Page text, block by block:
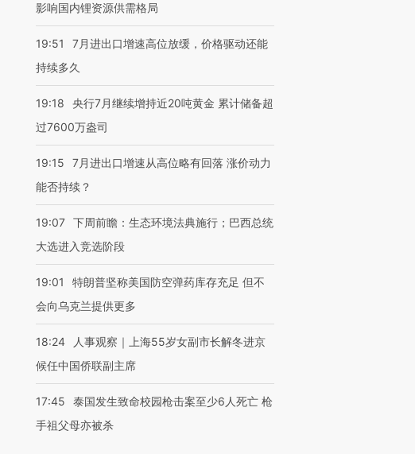
影响国内锂资源供需格局
19:51
7月进出口增速高位放缓，价格驱动还能
持续多久
19:18
央行7月继续增持近20吨黄金 累计储备超
过7600万盎司
19:15
7月进出口增速从高位略有回落 涨价动力
能否持续？
19:07 下周前瞻：生态环境法典施行；巴西总统
大选进入竞选阶段
19:01
特朗普坚称美国防空弹药库存充足 但不
会向乌克兰提供更多
18:24
人事观察｜上海55岁女副市长解冬进京
候任中国侨联副主席
17:45
泰国发生致命校园枪击案至少6人死亡 枪
手祖父母亦被杀